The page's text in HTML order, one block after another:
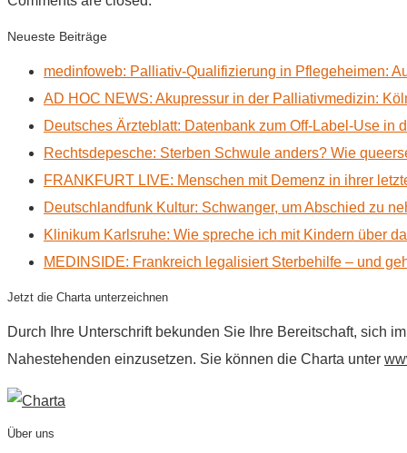
Neueste Beiträge
medinfoweb: Palliativ-Qualifizierung in Pflegeheimen:
AD HOC NEWS: Akupressur in der Palliativmedizin:
Deutsches Ärzteblatt: Datenbank zum Off-Label-Use in
Rechtsdepesche: Sterben Schwule anders? Wie
FRANKFURT LIVE: Menschen mit Demenz in ihrer
Deutschlandfunk Kultur: Schwanger, um Abschied zu
Klinikum Karlsruhe: Wie spreche ich mit Kindern über
MEDINSIDE: Frankreich legalisiert Sterbehilfe – und
Jetzt die Charta unterzeichnen
Durch Ihre Unterschrift bekunden Sie Ihre Bereitschaft, sich
Nahestehenden einzusetzen. Sie können die Charta unter
Über uns